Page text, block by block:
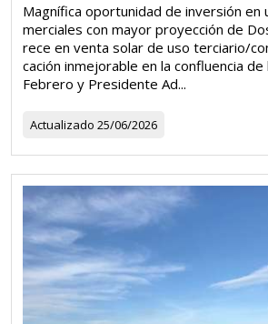
Magnífica oportunidad de inversión en
merciales con mayor proyección de
rece en venta solar de uso terciario/
cación inmejorable en la confluencia
Febrero y Presidente Ad...
Actualizado 25/06/2026